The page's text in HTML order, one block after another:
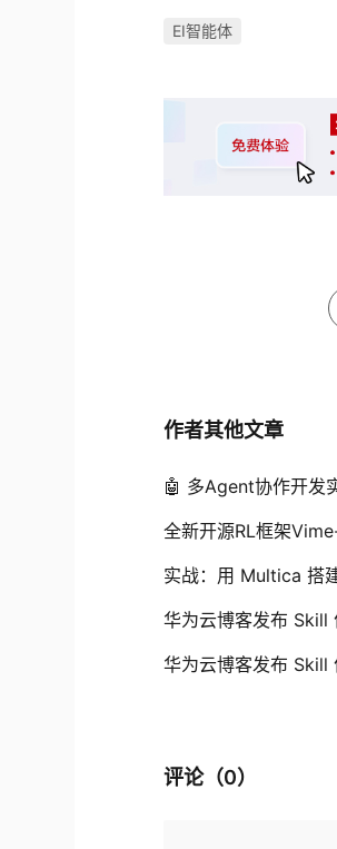
EI智能体
作者其他文章
🤖 多Agent协作开发
全新开源RL框架
实战：用 Multica 搭
华为云博客发布 Skill
华为云博客发布 Skill
评论（0）